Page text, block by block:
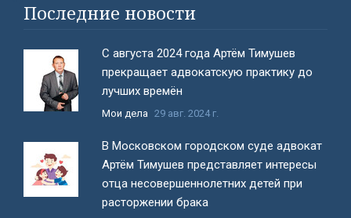
Последние новости
С августа 2024 года Артём Тимушев
прекращает адвокатскую практику до
лучших времён
Мои дела 29 авг. 2024 г.
В Московском городском суде адвокат
Артём Тимушев представляет интересы
отца несовершеннолетних детей при
расторжении брака